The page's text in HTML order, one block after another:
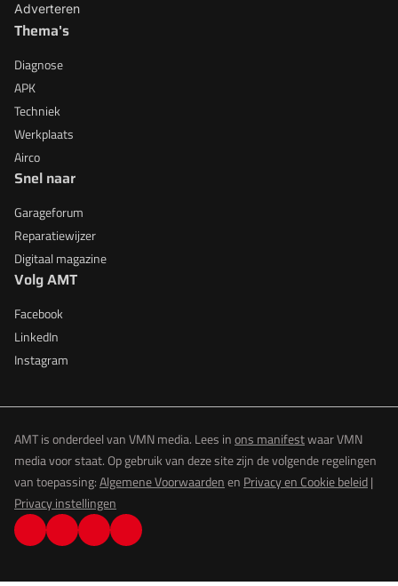
Adverteren
Thema's
Diagnose
APK
Techniek
Werkplaats
Airco
Snel naar
Garageforum
Reparatiewijzer
Digitaal magazine
Volg AMT
Facebook
LinkedIn
Instagram
AMT is onderdeel van VMN media. Lees inons manifestwaar VMN
media voor staat. Op gebruik van deze site zijn de volgende regelingen
van toepassing:Algemene Voorwaardenen Privacy en Cookie beleid|
Privacy instellingen